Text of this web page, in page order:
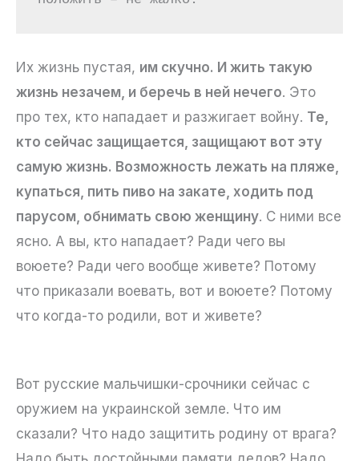
Их жизнь пустая, им скучно. И жить такую
жизнь незачем, и беречь в ней нечего. Это
про тех, кто нападает и разжигает войну. Те,
кто сейчас защищается, защищают вот эту
самую жизнь. Возможность лежать на пляже,
купаться, пить пиво на закате, ходить под
парусом, обнимать свою женщину. С ними все
ясно. А вы, кто нападает? Ради чего вы
воюете? Ради чего вообще живете? Потому
что приказали воевать, вот и воюете? Потому
что когда-то родили, вот и живете?
Вот русские мальчишки-срочники сейчас с
оружием на украинской земле. Что им
сказали? Что надо защитить родину от врага?